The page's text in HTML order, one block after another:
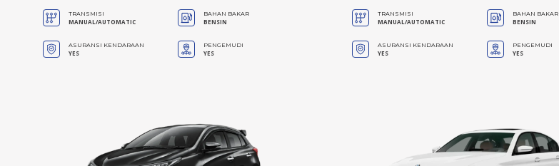
TRANSMISI
MANUAL/AUTOMATIC
BAHAN BAKAR
BENSIN
ASURANSI KENDARAAN
YES
PENGEMUDI
YES
TRANSMISI
MANUAL/AUTOMATIC
BAHAN BAKAR
BENSIN
ASURANSI KENDARAAN
YES
PENGEMUDI
YES